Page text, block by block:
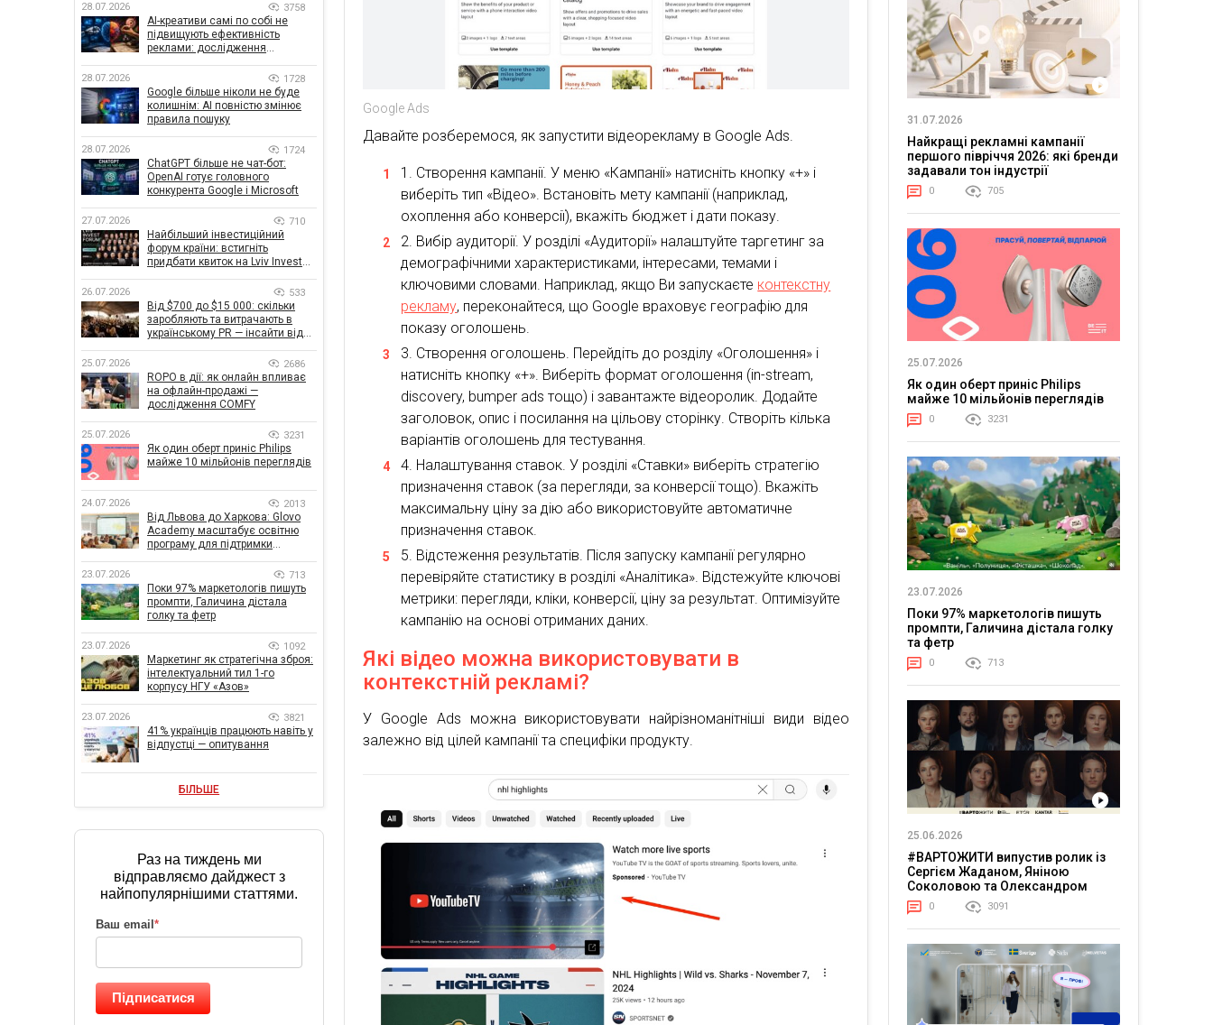
Google Ads
Давайте розберемося, як запустити відеорекламу в Google Ads.
Створення кампанії. У меню «Кампанії» натисніть кнопку «+» і
виберіть тип «Відео». Встановіть мету кампанії (наприклад,
охоплення або конверсії), вкажіть бюджет і дати показу.
Вибір аудиторії. У розділі «Аудиторії» налаштуйте таргетинг за
демографічними характеристиками, інтересами, темами і
ключовими словами. Наприклад, якщо Ви запускаєте контекстну
рекламу, переконайтеся, що Google враховує географію для
показу оголошень.
Створення оголошень. Перейдіть до розділу «Оголошення» і
натисніть кнопку «+». Виберіть формат оголошення (in-stream,
discovery, bumper ads тощо) і завантажте відеоролик. Додайте
заголовок, опис і посилання на цільову сторінку. Створіть кілька
варіантів оголошень для тестування.
Налаштування ставок. У розділі «Ставки» виберіть стратегію
призначення ставок (за перегляди, за конверсії тощо). Вкажіть
максимальну ціну за дію або використовуйте автоматичне
призначення ставок.
Відстеження результатів. Після запуску кампанії регулярно
перевіряйте статистику в розділі «Аналітика». Відстежуйте ключові
метрики: перегляди, кліки, конверсії, ціну за результат. Оптимізуйте
кампанію на основі отриманих даних.
Які відео можна використовувати в
контекстній рекламі?
У Google Ads можна використовувати найрізноманітніші види відео
залежно від цілей кампанії та специфіки продукту.
28.07.2026 3758
AI-креативи самі по собі не
підвищують ефективність
реклами: дослідження
впливає на ефективність
кампаній
28.07.2026 1728
Google більше ніколи не буде
колишнім: AI повністю змінює
правила пошуку
28.07.2026 1724
ChatGPT більше не чат-бот:
OpenAI готує головного
конкурента Google і Microsoft
27.07.2026 710
Найбільший інвестиційний
форум країни: встигніть
придбати квиток на Lviv Invest
26.07.2026 533
Від $700 до $15 000: скільки
заробляють та витрачають в
українському PR — інсайти від
25.07.2026 2686
ROPO в дії: як онлайн впливає
на офлайн-продажі —
дослідження COMFY
25.07.2026 3231
Як один оберт приніс Philips
майже 10 мільйонів переглядів
24.07.2026 2013
Від Львова до Харкова: Glovo
Academy масштабує освітню
програму для підтримки
23.07.2026 713
Поки 97% маркетологів пишуть
промпти, Галичина дістала
голку та фетр
23.07.2026 1092
Маркетинг як стратегічна зброя:
інтелектуальний тил 1-го
корпусу НГУ «Азов»
23.07.2026 3821
41% українців працюють навіть у
відпустці — опитування
БІЛЬШЕ
Раз на тиждень ми
відправляємо дайджест з
найпопулярнішими статтями.
Ваш email *
Підписатися
31.07.2026
Найкращі рекламні кампанії
першого півріччя 2026: які бренди
задавали тон індустрії
0 705
25.07.2026
Як один оберт приніс Philips
майже 10 мільйонів переглядів
0 3231
23.07.2026
Поки 97% маркетологів пишуть
промпти, Галичина дістала голку
та фетр
0 713
25.06.2026
#ВАРТОЖИТИ випустив ролик із
Сергієм Жаданом, Яніною
Соколовою та Олександром
Тереном про життя в постійній
напрузі
0 3091